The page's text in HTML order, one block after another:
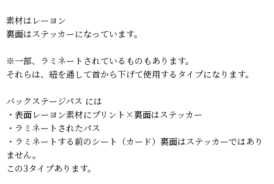
素材はレーヨン
裏面はステッカーになっています。
※一部、ラミネートされているものもあります。
それらは、紐を通して首から下げて使用するタイプになります。
バックステージパス には
・表面レーヨン素材にプリント×裏面はステッカー
・ラミネートされたパス
・ラミネートする前のシート（カード）裏面はステッカーではあり
ません。
この3タイプあります。